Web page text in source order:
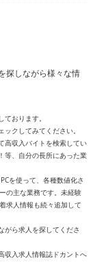
探しながら様々な情
おります。
クしてみてください。
高収入バイトを検索してい
等、自分の長所にあった業
を使って、各種数値化さ
の主な業務です。未経験
求人情報も続々追加して
がら求人を探してくださ
収入求人情報誌ドカントへ